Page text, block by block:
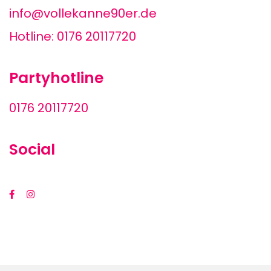
info@vollekanne90er.de
Hotline: 0176 20117720
Partyhotline
0176 20117720
Social